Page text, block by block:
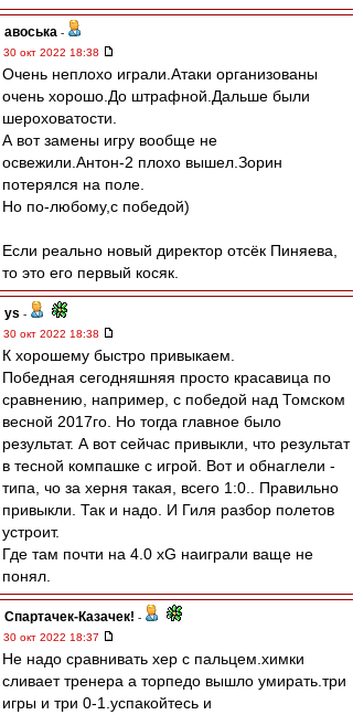
авоська -
30 окт 2022 18:38
Очень неплохо играли.Атаки организованы
очень хорошо.До штрафной.Дальше были
шероховатости.
А вот замены игру вообще не
освежили.Антон-2 плохо вышел.Зорин
потерялся на поле.
Но по-любому,c победой)
Если реально новый директор отсёк Пиняева,
то это его первый косяк.
ys -
30 окт 2022 18:38
К хорошему быстро привыкаем.
Победная сегодняшняя просто красавица по
сравнению, например, с победой над Томском
весной 2017го. Но тогда главное было
результат. А вот сейчас привыкли, что результат
в тесной компашке с игрой. Вот и обнаглели -
типа, чо за херня такая, всего 1:0.. Правильно
привыкли. Так и надо. И Гиля разбор полетов
устроит.
Где там почти на 4.0 xG наиграли ваще не
понял.
Спартачек-Казачек! -
30 окт 2022 18:37
Не надо сравнивать хер с пальцем.химки
сливает тренера а торпедо вышло умирать.три
игры и три 0-1.успакойтесь и